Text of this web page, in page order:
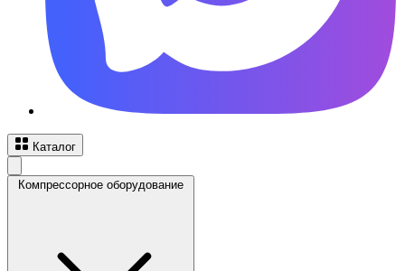
Каталог
Компрессорное оборудование